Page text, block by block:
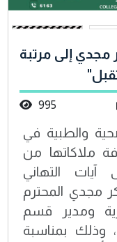
مجدي إلى مرتبة
995
والطبية في
ملاكاتها من
التهاني
مجدي المحترم
ومدير قسم
وذلك بمناسبة